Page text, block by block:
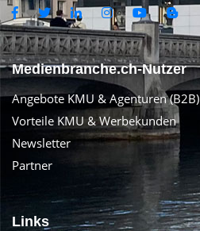
Medienbranche.ch-Nutzer
Angebote KMU & Agenturen (B2B)
Vorteile KMU & Werbekunden
Newsletter
Partner
Links